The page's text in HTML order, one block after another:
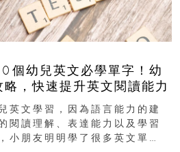
個幼兒英文必學單字！幼
，快速提升英文閱讀能力
英文學習，因為語言能力的建
閱讀理解、表達能力以及學習
小朋友明明學了很多英文單